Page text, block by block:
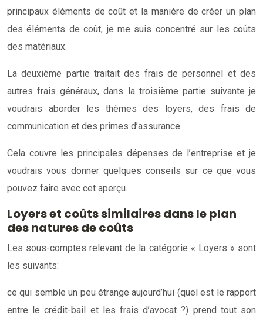
principaux éléments de coût et la manière de créer un plan
des éléments de coût, je me suis concentré sur les coûts
des matériaux.
La deuxième partie traitait des frais de personnel et des
autres frais généraux, dans la troisième partie suivante je
voudrais aborder les thèmes des loyers, des frais de
communication et des primes d’assurance.
Cela couvre les principales dépenses de l’entreprise et je
voudrais vous donner quelques conseils sur ce que vous
pouvez faire avec cet aperçu.
Loyers et coûts similaires dans le plan
des natures de coûts
Les sous-comptes relevant de la catégorie « Loyers » sont
les suivants:
ce qui semble un peu étrange aujourd’hui (quel est le rapport
entre le crédit-bail et les frais d’avocat ?) prend tout son